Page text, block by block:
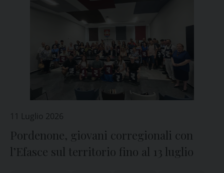
11 Luglio 2026
Pordenone, giovani corregionali con
l’Efasce sul territorio fino al 13 luglio